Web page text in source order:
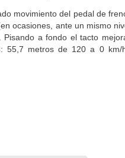
movimiento del pedal de
ocasiones, ante un mismo
a fondo el tacto
: 55,7 metros de 120 a 0 km/